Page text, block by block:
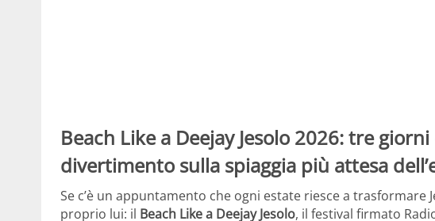
Beach Like a Deejay Jesolo 2026: tre
divertimento sulla spiaggia più attesa
Se c’è un appuntamento che ogni estate riesce a trasformare
proprio lui: il Beach Like a Deejay Jesolo, il festival firmato